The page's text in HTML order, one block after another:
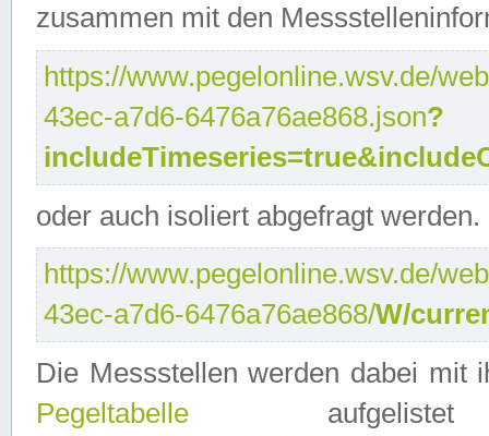
zusammen mit den
https://www.pegelonline.wsv.de/
43ec-a7d6-6476a76ae868.json?
oder auch isoliert abgefragt werden.
https://www.pegelonline.wsv.de/
43ec-a7d6-6476a76ae868/W/
Die Messstellen werden dabei mit
Pegeltabelle